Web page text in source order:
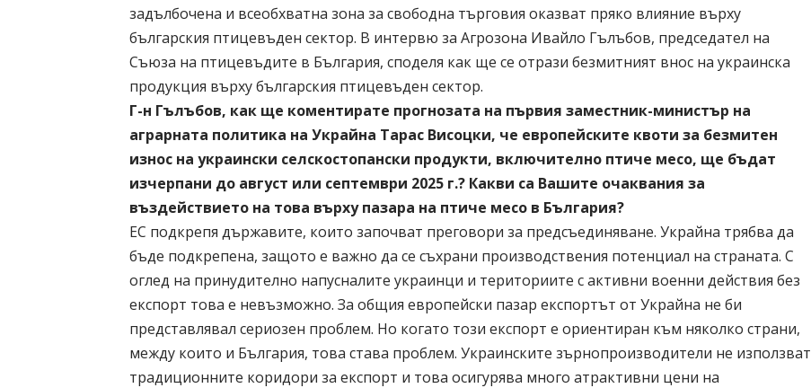
задълбочена и всеобхватна зона за свободна търговия оказват пряко влияние върху
българския птицевъден сектор. В интервю заАгрозона Ивайло Гълъбов, председател на
Съюза на птицевъдите в България, споделя как ще се отрази безмитният внос на украинска
продукция върху българския птицевъден сектор.
Г-н Гълъбов, как ще коментирате прогнозата на първия заместник-министър на
аграрната политика на Украйна Тарас Висоцки, че европейските квоти за безмитен
износ на украински селскостопански продукти, включително птиче месо, ще бъдат
изчерпани до август или септември 2025 г.? Какви са Вашите очаквания за
въздействието на това върху пазара на птиче месо в България?
ЕС подкрепя държавите, които започват преговори за предсъединяване. Украйна трябва да
бъде подкрепена, защото е важно да се съхрани производствения потенциал на страната. С
оглед на принудително напусналите украинци и териториите с активни военни действия без
експорт това е невъзможно. За общия европейски пазар експортът от Украйна не би
представлявал сериозен проблем. Но когато този експорт е ориентиран към няколко страни,
между които и България, това става проблем. Украинските зърнопроизводители не използват
традиционните коридори за експорт и това осигурява много атрактивни цени на